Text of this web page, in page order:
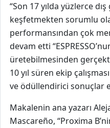
“Son 17 yılda yüzlerce
keşfetmekten sorumlu
performansından çok
devam etti
üretebilmesinden
10 yıl süren ekip
ve ödüllendirici sonuçlar
Makalenin ana yazarı
Mascareño, “Proxima